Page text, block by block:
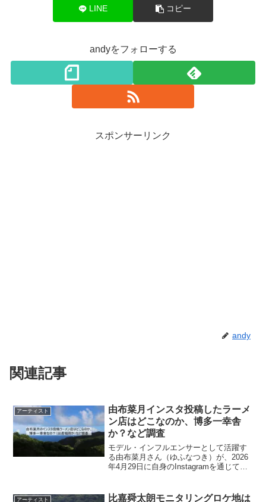
LINE コピー
andyをフォローする
スポンサーリンク
andy
関連記事
アーティスト
由布菜月インスタ投稿したラーメ
ン店はどこなのか、博多一幸舎
か？など調査
モデル・インフルエンサーとして活躍す
る由布菜月さん（ゆふなつき）が、2026
年4月29日に自身のInstagramを通じて第1
するつもりはありません。出産後に上田
アーティスト 比嘉舜太朗モニタリングロケ地は